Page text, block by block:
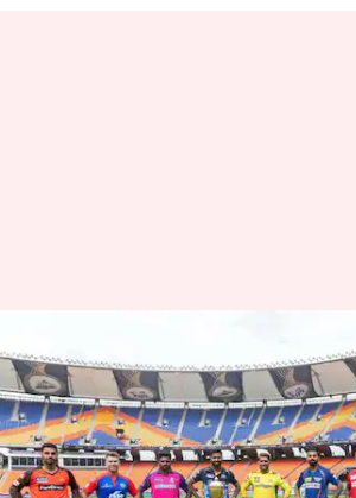
IPL 2023: नरेंद्र मोदी
चुका है 18 IPL मैचों की
जानिए रोचक आंकड़े
लेखन मनोज शर्मा Mar 30, 2023 07:04 pm